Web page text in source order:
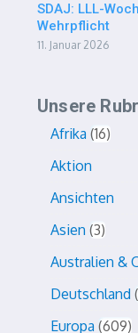
SDAJ: LLL-
Wehrpflicht
11. Januar 2026
Unsere
Afrika 16
Aktion
Ansichten
Asien 3
Australien &
Deutschland
Europa 609